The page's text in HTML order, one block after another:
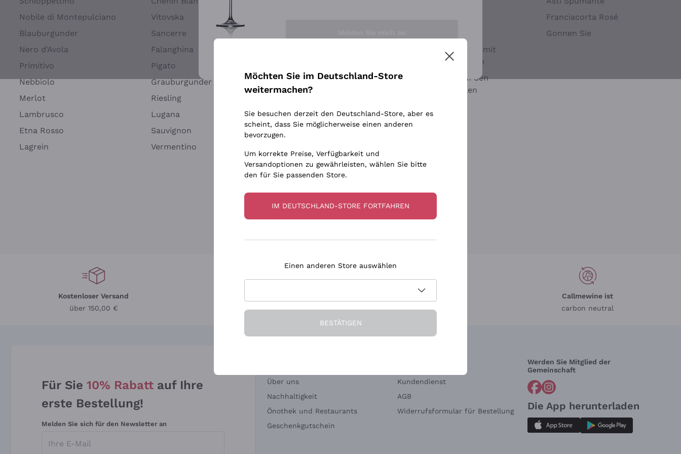
Nobile di Montepulciano
Blauburgunder
Nero d'Avola
Primitivo
Nebbiolo
Merlot
Lambrusco
Etna Rosso
Lagrein
Vitovska
Sancerre
Falanghina
Pigato
Grauburgunder
Riesling
Lugana
Sauvignon
Vermentino
Ca' dei Frati
Biondi Santi
Quintarelli Giuseppe
Rinaldi Giuseppe
Egly Ouriet
Jacquesson
Agrapart
Ohne Sulfit oder mit
minimalen Sulfite
Maischung auf den
Traubenschalen
Franciacorta Rosé
Gonnen Sie
Kostenloser Versand
über 150,00 €
in Deutschland
in 3 Raten
Callmewine ist
carbon neutral
Für Sie 10% Rabatt auf Ihre
erste Bestellung!
Melden Sie sich für den Newsletter an
Über uns
Nachhaltigkeit
Önothek und Restaurants
Geschenkgutschein
Kundendienst
AGB
Widerrufsformular für Bestellung
Werden Sie Mitglied der
Gemeinschaft
Die App herunterladen
Möchten Sie im Deutschland-Store
weitermachen?
Sie besuchen derzeit den Deutschland-Store, aber es
scheint, dass Sie möglicherweise einen anderen
bevorzugen.
Um korrekte Preise, Verfügbarkeit und
Versandoptionen zu gewährleisten, wählen Sie bitte
den für Sie passenden Store.
IM DEUTSCHLAND-STORE FORTFAHREN
Einen anderen Store auswählen
BESTÄTIGEN